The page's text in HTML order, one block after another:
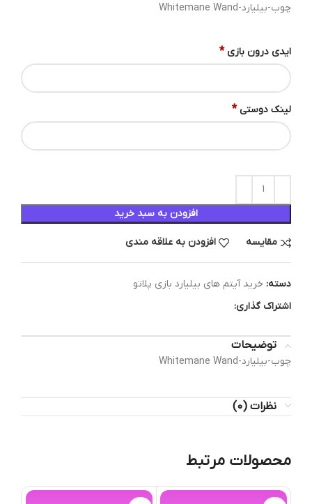
چوب-بیلیارد-Whitemane Wand
ایدی درون بازی *
لینک دوستی *
افزودن به سبد خرید
مقایسه افزودن به علاقه مندی
دسته: خرید آیتم های بیلیارد بازی پلاتو
اشتراک گذاری:
توضیحات
چوب-بیلیارد-Whitemane Wand
نظرات (0)
محصولات مرتبط